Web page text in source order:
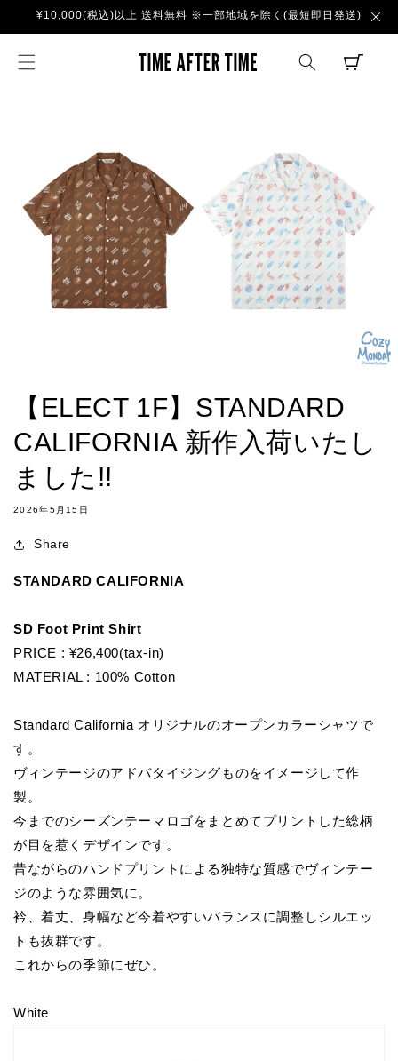
ンツに
進む
¥10,000(税込)以上 送料無料 ※一部地域を除く(最短即日発送)
TIME AFTER
CART
【ELECT 1F】STANDARD
CALIFORNIA 新作入荷いたし
ました!!
2026年5月15日
Share
STANDARD CALIFORNIA
SD Foot Print Shirt
PRICE : ¥26,400(tax-in)
MATERIAL : 100% Cotton
Standard California オリジナルのオープンカラーシャツで
す。
ヴィンテージのアドバタイジングものをイメージして作
製。
今までのシーズンテーマロゴをまとめてプリントした総柄
が目を惹くデザインです。
昔ながらのハンドプリントによる独特な質感でヴィンテー
ジのような雰囲気に。
衿、着丈、身幅など今着やすいバランスに調整しシルエッ
トも抜群です。
これからの季節にぜひ。
White